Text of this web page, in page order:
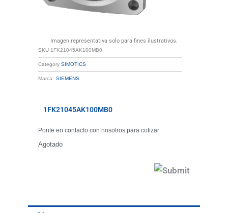
Imagen representativa solo para fines ilustrativos.
SKU 1FK21045AK100MB0
Category SIMOTICS
Marca: SIEMENS
1FK21045AK100MB0
Ponte en contacto con nosotros para cotizar
Agotado